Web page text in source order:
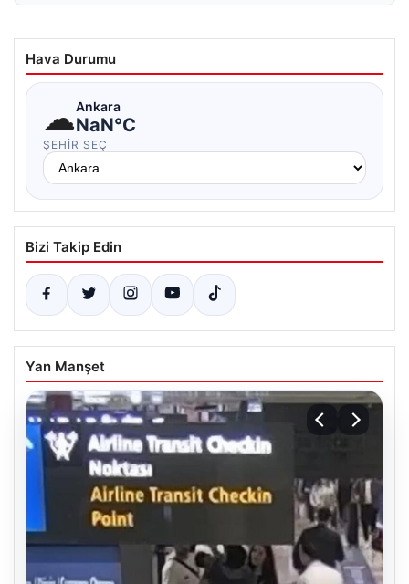
Hava Durumu
☁Ankara
NaN°C
ŞEHIR SEÇ
Bizi Takip Edin
Yan Manşet